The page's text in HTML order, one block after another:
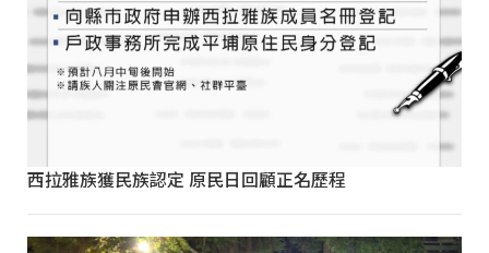
西拉雅族獲民族認定 原民日回顧正名歷程